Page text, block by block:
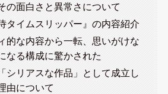
の面白さと異常さについて
タイムスリッパー』の内容紹介
的な内容から一転、思いがけな
なる構成に驚かされた
シリアスな作品」として成立し
由について